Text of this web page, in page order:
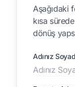
Aşağıdaki
kısa
dönüş
Adınız